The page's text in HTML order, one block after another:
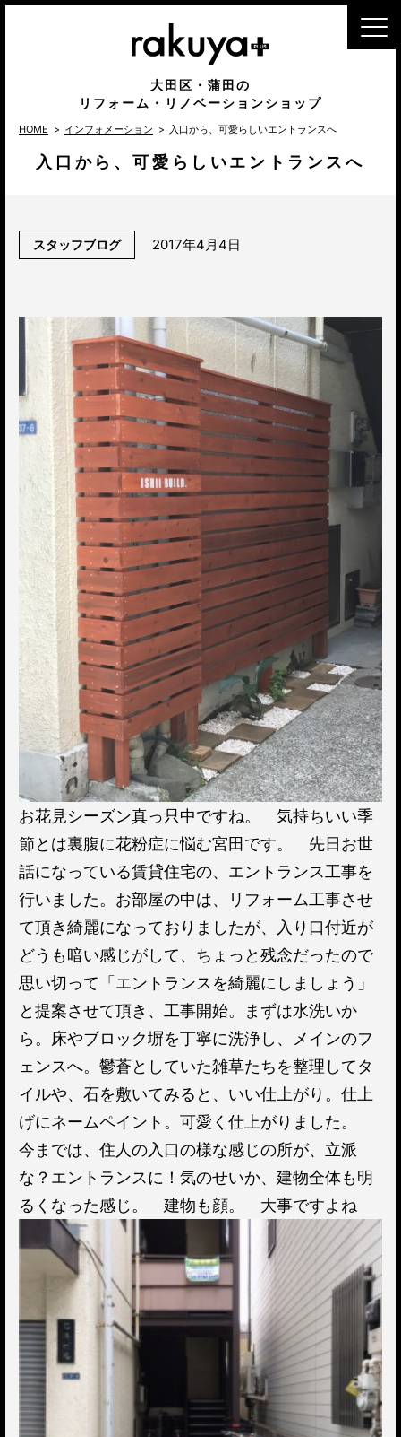
大田区・蒲田の
リフォーム・リノベーションショップ
MENU
HOME インフォメーション 入口から、可愛らしいエントランスへ
入口から、可愛らしいエントランスへ
スタッフブログ 2017年4月4日
お花見シーズン真っ只中ですね。 気持ちいい季
節とは裏腹に花粉症に悩む宮田です。 先日お世
話になっている賃貸住宅の、エントランス工事を
行いました。お部屋の中は、リフォーム工事させ
て頂き綺麗になっておりましたが、入り口付近が
どうも暗い感じがして、ちょっと残念だったので
思い切って「エントランスを綺麗にしましょう」
と提案させて頂き、工事開始。まずは水洗いか
ら。床やブロック塀を丁寧に洗浄し、メインのフ
ェンスへ。鬱蒼としていた雑草たちを整理してタ
イルや、石を敷いてみると、いい仕上がり。仕上
げにネームペイント。可愛く仕上がりました。
今までは、住人の入口の様な感じの所が、立派
な？エントランスに！気のせいか、建物全体も明
るくなった感じ。 建物も顔。 大事ですよね